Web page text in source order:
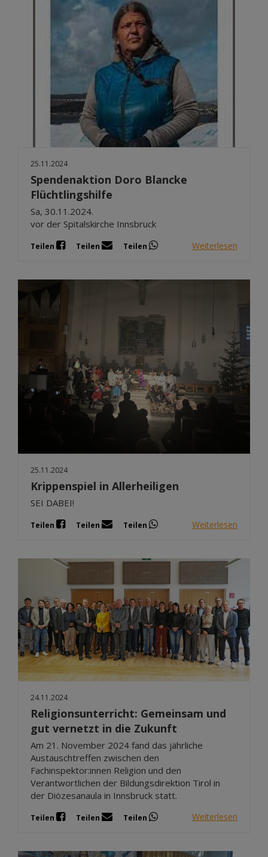
25.11.2024
Spendenaktion Doro Blancke
Flüchtlingshilfe
Sa, 30.11.2024.
vor der Spitalskirche Innsbruck
Teilen Teilen Teilen Weiterlesen
25.11.2024
Krippenspiel in Allerheiligen
SEI DABEI!
Teilen Teilen Teilen Weiterlesen
24.11.2024
Religionsunterricht: Gemeinsam und
gut vernetzt in die Zukunft
Am 21. November 2024 fand das jährliche
Austauschtreffen zwischen den
Fachinspektor:innen Religion und den
Verantwortlichen der Bildungsdirektion Tirol in
der Diözesanaula in Innsbruck statt.
Teilen Teilen Teilen Weiterlesen